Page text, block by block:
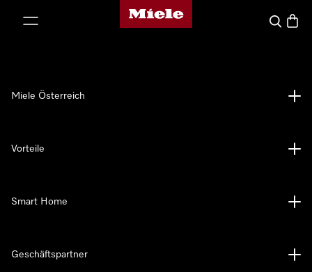
Miele-Homepage
Suche
Miele Österreich
Vorteile
Smart Home
Geschäftspartner